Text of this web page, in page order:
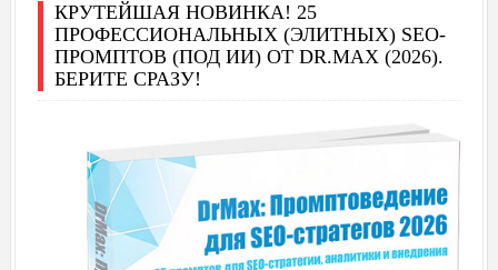
КРУТЕЙШАЯ НОВИНКА! 25
ПРОФЕССИОНАЛЬНЫХ (ЭЛИТНЫХ) SEO-
ПРОМПТОВ (ПОД ИИ) ОТ DR.MAX (2026).
БЕРИТЕ СРАЗУ!